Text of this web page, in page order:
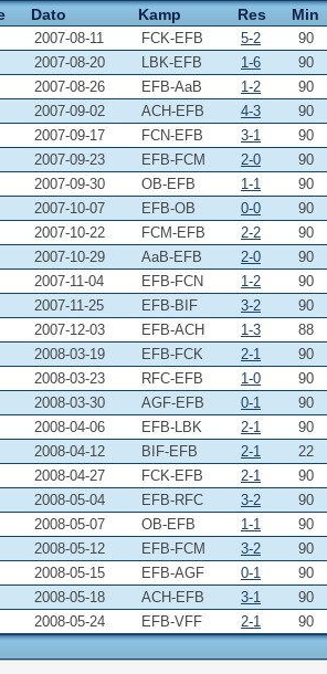
Dato Kamp Res Min
2007-08-11 FCK-EFB 5-2
90
2007-08-20 LBK-EFB 1-6
90
2007-08-26 EFB-AaB 1-2
90
2007-09-02 ACH-EFB 4-3 90
2007-09-17 FCN-EFB 3-1
90
2007-09-23 EFB-FCM 2-0
90
2007-09-30 OB-EFB 1-1
90
2007-10-07 EFB-OB 0-0
90
2007-10-22 FCM-EFB 2-2 90
2007-10-29 AaB-EFB 2-0
90
2007-11-04 EFB-FCN 1-2
90
2007-11-25 EFB-BIF 3-2
90
2007-12-03 EFB-ACH 1-3 88
2008-03-19 EFB-FCK 2-1
90
2008-03-23 RFC-EFB 1-0
90
2008-03-30 AGF-EFB 0-1
90
2008-04-06 EFB-LBK 2-1
90
2008-04-12 BIF-EFB 2-1
22
2008-04-27 FCK-EFB 2-1
90
2008-05-04 EFB-RFC 3-2
90
2008-05-07 OB-EFB 1-1
90
2008-05-12 EFB-FCM 3-2
90
2008-05-15 EFB-AGF 0-1
90
2008-05-18 ACH-EFB 3-1
90
2008-05-24 EFB-VFF 2-1 90